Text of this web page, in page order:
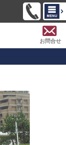
お問合せ